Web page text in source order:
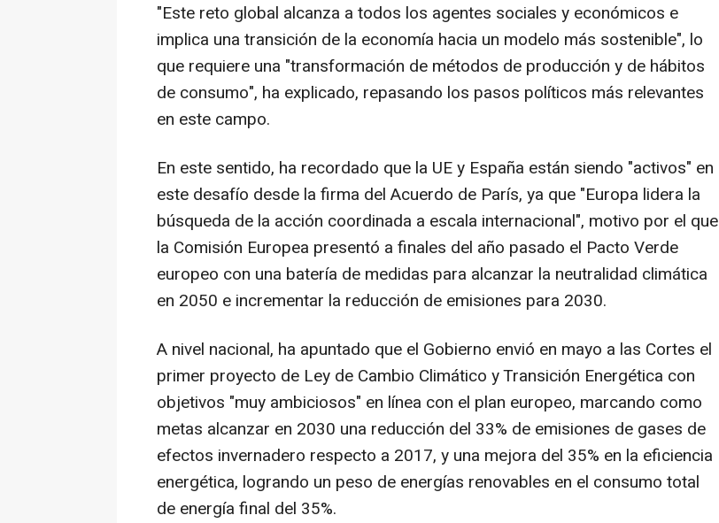
"Este reto global alcanza a todos los agentes sociales y económicos e
implica una transición de la economía hacia un modelo más sostenible", lo
que requiere una "transformación de métodos de producción y de hábitos
de consumo", ha explicado, repasando los pasos políticos más relevantes
en este campo.
En este sentido, ha recordado que la UE y España están siendo "activos" en
este desafío desde la firma del Acuerdo de París, ya que "Europa lidera la
búsqueda de la acción coordinada a escala internacional", motivo por el que
la Comisión Europea presentó a finales del año pasado el Pacto Verde
europeo con una batería de medidas para alcanzar la neutralidad climática
en 2050 e incrementar la reducción de emisiones para 2030.
A nivel nacional, ha apuntado que el Gobierno envió en mayo a las Cortes el
primer proyecto de Ley de Cambio Climático y Transición Energética con
objetivos "muy ambiciosos" en línea con el plan europeo, marcando como
metas alcanzar en 2030 una reducción del 33% de emisiones de gases de
efectos invernadero respecto a 2017, y una mejora del 35% en la eficiencia
energética, logrando un peso de energías renovables en el consumo total
de energía final del 35%.